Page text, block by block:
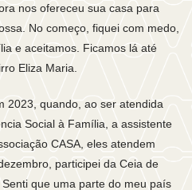
nos ofereceu sua casa para
No começo, fiquei com medo,
e aceitamos. Ficamos lá até
Eliza Maria.
2023, quando, ao ser atendida
Social à Família, a assistente
CASA, eles atendem
participei da Ceia de
que uma parte do meu país